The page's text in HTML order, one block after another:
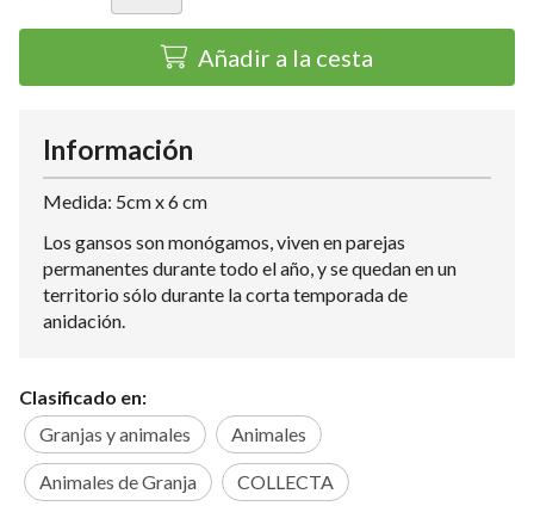
Añadir a la cesta
Información
Medida: 5cm x 6 cm
Los gansos son monógamos, viven en parejas
permanentes durante todo el año, y se quedan en un
territorio sólo durante la corta temporada de
anidación.
Clasificado en:
Granjas y animales
Animales
Animales de Granja COLLECTA